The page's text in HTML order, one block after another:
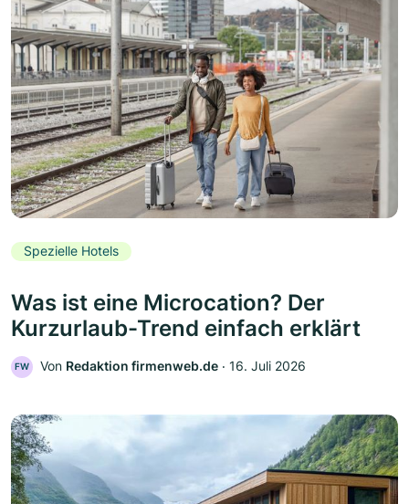
Spezielle Hotels
Was ist eine Microcation? Der
Kurzurlaub-Trend einfach erklärt
FW Von Redaktion firmenweb.de ‧ 16. Juli 2026